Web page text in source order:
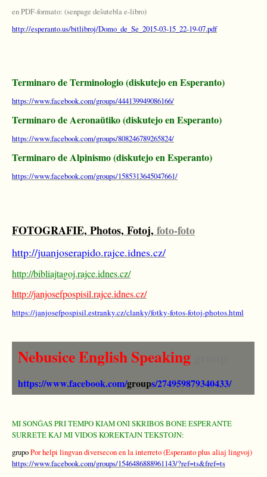
en PDF-formato: (senpage deŝutebla e-libro)
http://esperanto.us/bitlibroj/Domo_de_Se_2015-03-15_22-19-07.pdf
Terminaro de Terminologio (diskutejo en Esperanto)
https://www.facebook.com/groups/444139949086166/
Terminaro de Aeronaŭtiko (diskutejo en Esperanto)
https://www.facebook.com/groups/808246789265824/
Terminaro de Alpinismo (diskutejo en Esperanto)
https://www.facebook.com/groups/1585313645047661/
FOTOGRAFIE, Photos, Fotoj, foto-foto
http://juanjoserapido.rajce.idnes.cz/
http://bibliajtagoj.rajce.idnes.cz/
http://janjosefpospisil.rajce.idnes.cz/
https://janjosefpospisil.estranky.cz/clanky/fotky-fotos-fotoj-photos.html
Nebusice English Speaking
https://www.facebook.com/groups/274959879340433/
MI SONĜAS PRI TEMPO KIAM ONI SKRIBOS BONE ESPERANTE
SURRETE KAJ MI VIDOS KOREKTAJN TEKSTOJN:
grupoPor helpi lingvan diversecon en la interreto (Esperanto plus aliaj lingvoj)
https://www.facebook.com/groups/1546486888961143/?ref=ts&fref=ts